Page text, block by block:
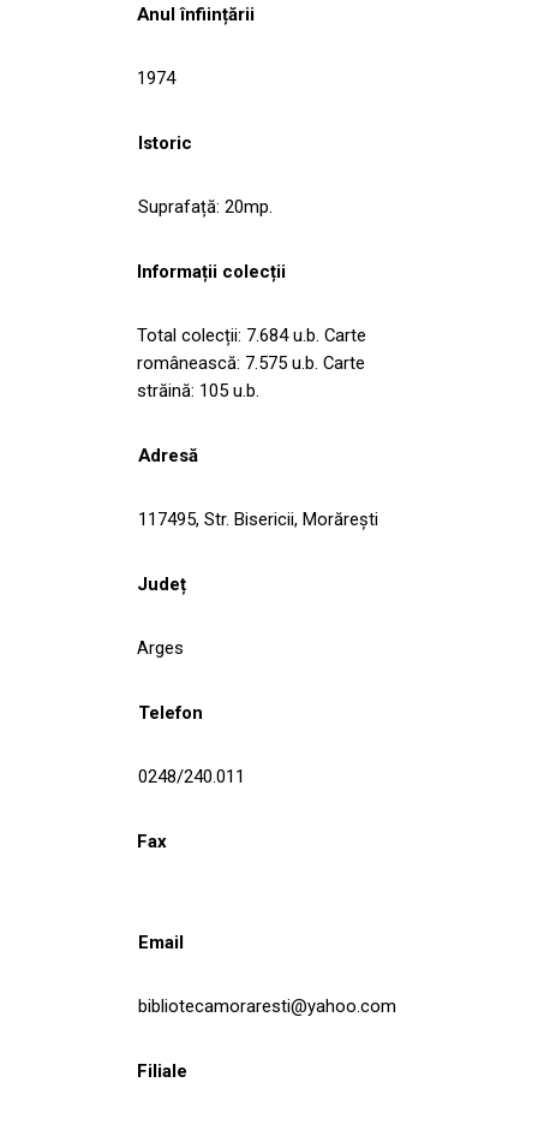
Anul înființării
1974
Istoric
Suprafață: 20mp.
Informații colecții
Total colecții: 7.684 u.b. Carte
românească: 7.575 u.b. Carte
străină: 105 u.b.
Adresă
117495, Str. Bisericii, Morăreşti
Județ
Arges
Telefon
0248/240.011
Fax
Email
bibliotecamoraresti@yahoo.com
Filiale